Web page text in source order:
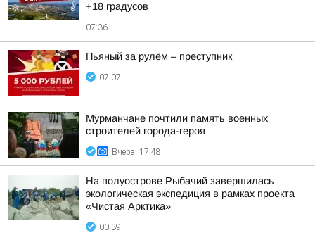
+18 градусов
07:36
Пьяный за рулём – преступник
07:07
Мурманчане почтили память военных
строителей города-героя
Вчера, 17:48
На полуострове Рыбачий завершилась
экологическая экспедиция в рамках проекта
«Чистая Арктика»
00:39